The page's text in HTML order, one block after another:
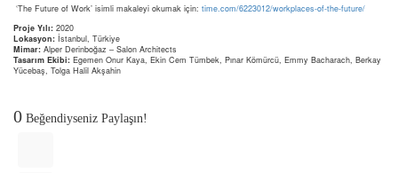
‘The Future of Work’ isimli makaleyi okumak için: time.com/6223012/workplaces-of-the-future/
Proje Yılı: 2020
Lokasyon: İstanbul, Türkiye
Mimar: Alper Derinboğaz – Salon Architects
Tasarım Ekibi: Egemen Onur Kaya, Ekin Cem Tümbek, Pınar Kömürcü, Emmy Bacharach, Berkay
Yücebaş, Tolga Halil Akşahin
0 Beğendiyseniz Paylaşın!